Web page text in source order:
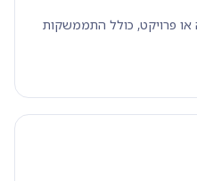
פרויקט, כולל התממשקות